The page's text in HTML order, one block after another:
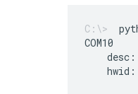
hwid: